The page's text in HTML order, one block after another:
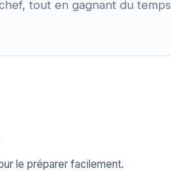
tout en gagnant du temps
le préparer facilement.